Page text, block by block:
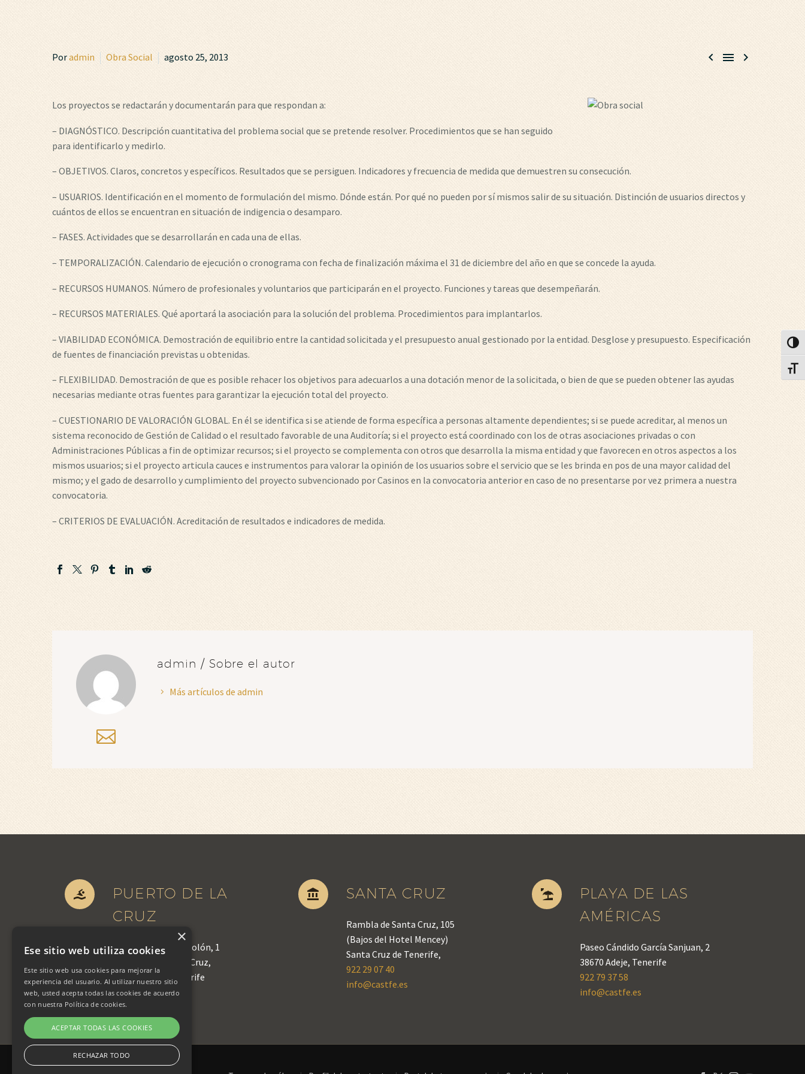
  
Poradmin Obra Social agosto 25, 2013
Los proyectos se redactarán y documentarán para que respondan a:
– DIAGNÓSTICO. Descripción cuantitativa del problema social que se pretende resolver. Procedimientos que se han seguido
para identificarlo y medirlo.
– OBJETIVOS. Claros, concretos y específicos. Resultados que se persiguen. Indicadores y frecuencia de medida que demuestren su consecución.
– USUARIOS. Identificación en el momento de formulación del mismo. Dónde están. Por qué no pueden por sí mismos salir de su situación. Distinción de usuarios directos y
cuántos de ellos se encuentran en situación de indigencia o desamparo.
– FASES. Actividades que se desarrollarán en cada una de ellas.
– TEMPORALIZACIÓN. Calendario de ejecución o cronograma con fecha de finalización máxima el 31 de diciembre del año en que se concede la ayuda.
– RECURSOS HUMANOS. Número de profesionales y voluntarios que participarán en el proyecto. Funciones y tareas que desempeñarán.
– RECURSOS MATERIALES. Qué aportará la asociación para la solución del problema. Procedimientos para implantarlos.
– VIABILIDAD ECONÓMICA. Demostración de equilibrio entre la cantidad solicitada y el presupuesto anual gestionado por la entidad. Desglose y presupuesto. Especificación
de fuentes de financiación previstas u obtenidas.
– FLEXIBILIDAD. Demostración de que es posible rehacer los objetivos para adecuarlos a una dotación menor de la solicitada, o bien de que se pueden obtener las ayudas
necesarias mediante otras fuentes para garantizar la ejecución total del proyecto.
– CUESTIONARIO DE VALORACIÓN GLOBAL. En él se identifica si se atiende de forma específica a personas altamente dependientes; si se puede acreditar, al menos un
sistema reconocido de Gestión de Calidad o el resultado favorable de una Auditoría; si el proyecto está coordinado con los de otras asociaciones privadas o con
Administraciones Públicas a fin de optimizar recursos; si el proyecto se complementa con otros que desarrolla la misma entidad y que favorecen en otros aspectos a los
mismos usuarios; si el proyecto articula cauces e instrumentos para valorar la opinión de los usuarios sobre el servicio que se les brinda en pos de una mayor calidad del
mismo; y el gado de desarrollo y cumplimiento del proyecto subvencionado por Casinos en la convocatoria anterior en caso de no presentarse por vez primera a nuestra
convocatoria.
– CRITERIOS DE EVALUACIÓN. Acreditación de resultados e indicadores de medida.
admin / Sobre el autor
Más artículos de admin


PUERTO DE LA
CRUZ
Avenida Cristóbal Colón, 1
38400 Puerto de la Cruz,
Santa Cruz de Tenerife
922 36 88 43
info@castfe.es

 SANTA CRUZ
Rambla de Santa Cruz, 105
(Bajos del Hotel Mencey)
Santa Cruz de Tenerife,
922 29 07 40
info@castfe.es


PLAYA DE LAS
AMÉRICAS
Paseo Cándido García Sanjuan, 2
38670 Adeje, Tenerife
922 79 37 58
info@castfe.es
×
Ese sitio web utiliza cookies
Este sitio web usa cookies para mejorar la
experiencia del usuario. Al utilizar nuestro sitio
web, usted acepta todas las cookies de acuerdo
con nuestra Política de cookies.
ACEPTAR TODAS LAS COOKIES
RECHAZAR TODO